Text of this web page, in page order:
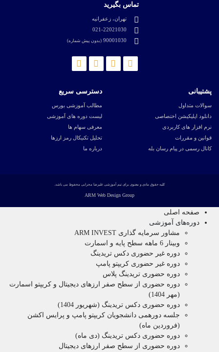
تماس بگیرید
تهران، زعفرانیه
021-22021030
90001030 (بدون پیش شماره)
پشتیبانی
سوالات متداول
دانلود اپلیکیشن اختصاصی
نرم افزار های کاربردی
قوانین و مقررات
کانال رسمی در پیام رسان بله
دسترسی سریع
مطالب آموزشی بورس
لیست دوره های آموزشی
معرفی سهام ها
تحلیل تکنیکال رمز ارزها
درباره ما
کلیه حقوق مادی و معنوی برای تیم آموزشی علیرضا محرابی محفوظ می باشد.
ARM Web Design Group
صفحه اصلی
دوره‌های آموزشی
مشاور سرمایه گذاری ARM INVEST
وبینار 6 ماهه سطح پایه و اسمارت
دوره غیر حضوری دکس تریدینگ
دوره غیر حضوری کریپتو پامپ
دوره حضوری تریدینگ پلاس
دوره حضوری از سطح صفر ارزهای دیجیتال و کریپتو اسمارت
(مهر 1404)
دوره حضوری دکس تریدینگ (شهریور 1404)
جلسه دورهمی دانشجویان کریپتو پامپ و پرایس اکشن
(فروردین ماه)
دوره حضوری دکس تریدینگ (دی ماه)
دوره حضوری از سطح صفر ارزهای دیجیتال